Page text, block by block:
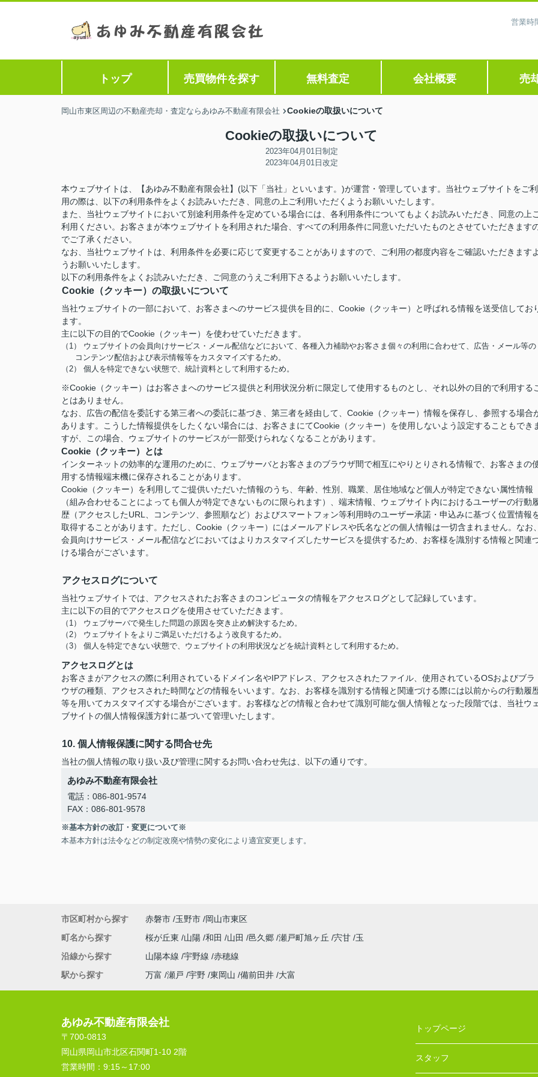
営業時
トップ 売買物件を探す 無料査定 会社概要 売
岡山市東区周辺の不動産売却・査定ならあゆみ不動産有限会社 Cookieの取扱いについて
Cookieの取扱いについて
2023年04月01日制定
2023年04月01日改定
本ウェブサイトは、【あゆみ不動産有限会社】(以下「当社」といいます。)が運営・管理しています。当社ウェブサイトをご利
用の際は、以下の利用条件をよくお読みいただき、同意の上ご利用いただくようお願いいたします。
また、当社ウェブサイトにおいて別途利用条件を定めている場合には、各利用条件についてもよくお読みいただき、同意の上
利用ください。お客さまが本ウェブサイトを利用された場合、すべての利用条件に同意いただいたものとさせていただきます
でご了承ください。
なお、当社ウェブサイトは、利用条件を必要に応じて変更することがありますので、ご利用の都度内容をご確認いただきますよ
うお願いいたします。
以下の利用条件をよくお読みいただき、ご同意のうえご利用下さるようお願いいたします。
Cookie（クッキー）の取扱いについて
当社ウェブサイトの一部において、お客さまへのサービス提供を目的に、Cookie（クッキー）と呼ばれる情報を送受信してお
ます。
主に以下の目的でCookie（クッキー）を使わせていただきます。
（1） ウェブサイトの会員向けサービス・メール配信などにおいて、各種入力補助やお客さま個々の利用に合わせて、広告・メール等の
コンテンツ配信および表示情報等をカスタマイズするため。
（2） 個人を特定できない状態で、統計資料として利用するため。
※Cookie（クッキー）はお客さまへのサービス提供と利用状況分析に限定して使用するものとし、それ以外の目的で利用する
とはありません。
なお、広告の配信を委託する第三者への委託に基づき、第三者を経由して、Cookie（クッキー）情報を保存し、参照する場合
あります。こうした情報提供をしたくない場合には、お客さまにてCookie（クッキー）を使用しないよう設定することもでき
すが、この場合、ウェブサイトのサービスが一部受けられなくなることがあります。
Cookie（クッキー）とは
インターネットの効率的な運用のために、ウェブサーバとお客さまのブラウザ間で相互にやりとりされる情報で、お客さまの
用する情報端末機に保存されることがあります。
Cookie（クッキー）を利用してご提供いただいた情報のうち、年齢、性別、職業、居住地域など個人が特定できない属性情報
（組み合わせることによっても個人が特定できないものに限られます）、端末情報、ウェブサイト内におけるユーザーの行動
歴（アクセスしたURL、コンテンツ、参照順など）およびスマートフォン等利用時のユーザー承諾・申込みに基づく位置情報
取得することがあります。ただし、Cookie（クッキー）にはメールアドレスや氏名などの個人情報は一切含まれません。なお、
会員向けサービス・メール配信などにおいてはよりカスタマイズしたサービスを提供するため、お客様を識別する情報と関連
ける場合がございます。
アクセスログについて
当社ウェブサイトでは、アクセスされたお客さまのコンピュータの情報をアクセスログとして記録しています。
主に以下の目的でアクセスログを使用させていただきます。
（1） ウェブサーバで発生した問題の原因を突き止め解決するため。
（2） ウェブサイトをよりご満足いただけるよう改良するため。
（3） 個人を特定できない状態で、ウェブサイトの利用状況などを統計資料として利用するため。
アクセスログとは
お客さまがアクセスの際に利用されているドメイン名やIPアドレス、アクセスされたファイル、使用されているOSおよびブラ
ウザの種類、アクセスされた時間などの情報をいいます。なお、お客様を識別する情報と関連づける際には以前からの行動履
等を用いてカスタマイズする場合がございます。お客様などの情報と合わせて識別可能な個人情報となった段階では、当社ウェ
ブサイトの個人情報保護方針に基づいて管理いたします。
10. 個人情報保護に関する問合せ先
当社の個人情報の取り扱い及び管理に関するお問い合わせ先は、以下の通りです。
あゆみ不動産有限会社
電話：086-801-9574
FAX：086-801-9578
※基本方針の改訂・変更について※
本基本方針は法令などの制定改廃や情勢の変化により適宜変更します。
市区町村から探す 赤磐市 玉野市
岡山市東区
町名から探す
桜が丘東 山陽 和田 山田 邑久郷 瀬戸町旭ヶ丘 宍甘 玉
沿線から探す
山陽本線 宇野線 赤穂線
駅から探す
万富 瀬戸 宇野 東岡山 備前田井 大富
あゆみ不動産有限会社
〒700-0813
岡山県岡山市北区石関町1-10 2階
営業時間： 9:15～17:00
トップページ
スタッフ